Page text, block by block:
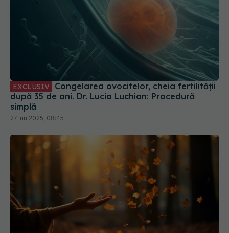
după 35 de ani. Dr. Lucia Luchian: Procedură
simplă
27 iun 2025, 08:45